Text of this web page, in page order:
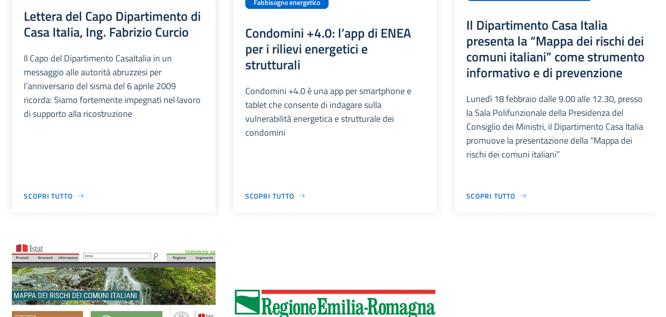
Lettera del Capo Dipartimento di
Casa Italia, Ing. Fabrizio Curcio
Il Capo del Dipartimento CasaItalia in un
messaggio alle autorità abruzzesi per
l’anniversario del sisma del 6 aprile 2009
ricorda: Siamo fortemente impegnati nel lavoro
di supporto alla ricostruzione
SCOPRI TUTTO
Fabbisogno energetico
Condomini +4.0: l’app di ENEA
per i rilievi energetici e
strutturali
Condomini +4.0 è una app per smartphone e
tablet che consente di indagare sulla
vulnerabilità energetica e strutturale dei
condomini
SCOPRI TUTTO
Il Dipartimento Casa Italia
presenta la “Mappa dei rischi dei
comuni italiani” come strumento
informativo e di prevenzione
Lunedì 18 febbraio dalle 9.00 alle 12.30, presso
la Sala Polifunzionale della Presidenza del
Consiglio dei Ministri, il Dipartimento Casa Italia
promuove la presentazione della “Mappa dei
rischi dei comuni italiani”
SCOPRI TUTTO